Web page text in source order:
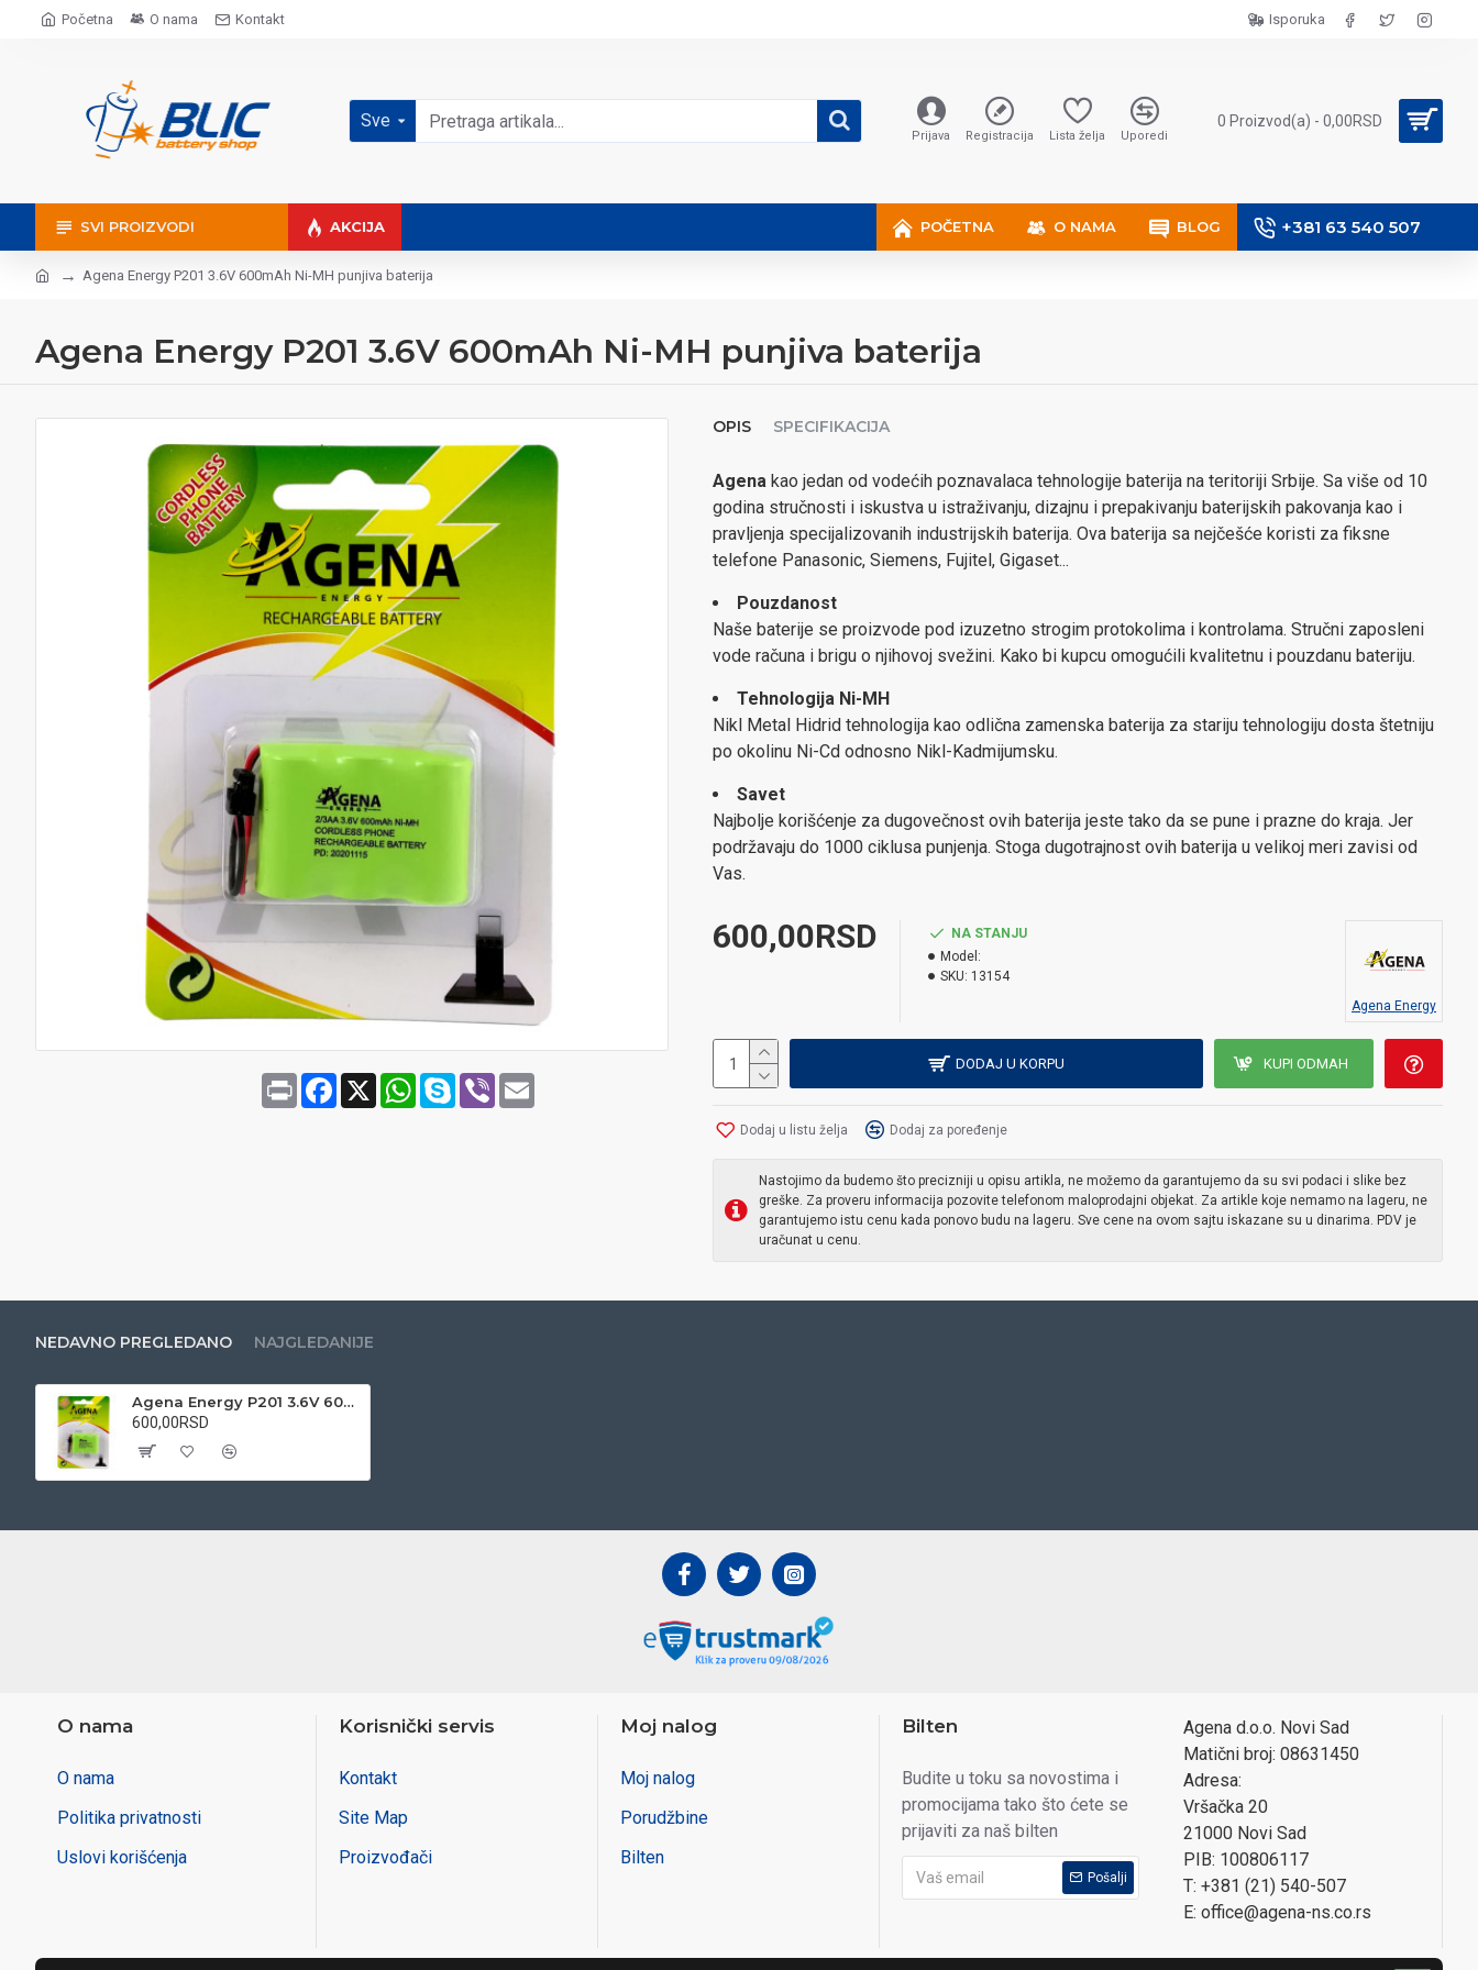
Početna O nama Kontakt Isporuka
Sve
Prijava Registracija Lista želja Uporedi
0 Proizvod(a) - 0,00RSD
SVI PROIZVODI AKCIJA POČETNA O NAMA BLOG +381 63 540 507
Agena Energy P201 3.6V 600mAh Ni-MH punjiva baterija
Agena Energy P201 3.6V 600mAh Ni-MH punjiva baterija
Print Facebook
X WhatsApp
SkypeViber
OPIS SPECIFIKACIJA
Agena kao jedan od vodećih poznavalaca tehnologije baterija na teritoriji Srbije. Sa više od 10
godina stručnosti i iskustva u istraživanju, dizajnu i prepakivanju baterijskih pakovanja kao i
pravljenja specijalizovanih industrijskih baterija. Ova baterija sa nejčešće koristi za fiksne
telefone Panasonic, Siemens, Fujitel, Gigaset...
Pouzdanost
Naše baterije se proizvode pod izuzetno strogim protokolima i kontrolama. Stručni zaposleni
vode računa i brigu o njihovoj svežini. Kako bi kupcu omogućili kvalitetnu i pouzdanu bateriju.
Tehnologija Ni-MH
Nikl Metal Hidrid tehnologija kao odlična zamenska baterija za stariju tehnologiju dosta štetniju
po okolinu Ni-Cd odnosno Nikl-Kadmijumsku.
Savet
Najbolje korišćenje za dugovečnost ovih baterija jeste tako da se pune i prazne do kraja. Jer
podržavaju do 1000 ciklusa punjenja. Stoga dugotrajnost ovih baterija u velikoj meri zavisi od
Vas.
600,00RSD
NA STANJU
Model:
SKU: 13154
Agena Energy
DODAJ U KORPU KUPI ODMAH
Dodaj u listu želja Dodaj za poređenje
Nastojimo da budemo što precizniji u opisu artikla, ne možemo da garantujemo da su svi podaci i slike bez
greške. Za proveru informacija pozovite telefonom maloprodajni objekat. Za artikle koje nemamo na lageru, ne
garantujemo istu cenu kada ponovo budu na lageru. Sve cene na ovom sajtu iskazane su u dinarima. PDV je
uračunat u cenu.
NEDAVNO PREGLEDANO NAJGLEDANIJE
Agena Energy P201 3.6V 600mAh Ni-MH punjiva baterija
600,00RSD
O nama
O nama
Politika privatnosti
Uslovi korišćenja
Korisnički servis
Kontakt
Site Map
Proizvođači
Moj nalog
Moj nalog
Porudžbine
Bilten
Bilten
Budite u toku sa novostima i
promocijama tako što ćete se
prijaviti za naš bilten
Pošalji
Agena d.o.o. Novi Sad
Matični broj: 08631450
Adresa:
Vršačka 20
21000 Novi Sad
PIB: 100806117
T: +381 (21) 540-507
E: office@agena-ns.co.rs